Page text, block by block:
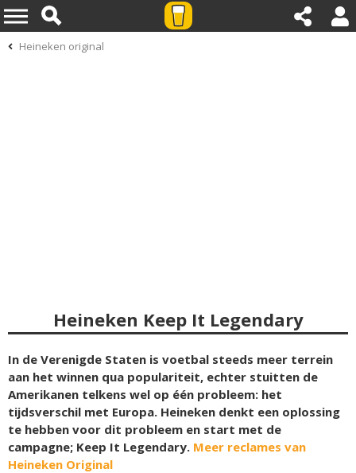
Heineken original
Heineken Keep It Legendary
In de Verenigde Staten is voetbal steeds meer terrein
aan het winnen qua populariteit, echter stuitten de
Amerikanen telkens wel op één probleem: het
tijdsverschil met Europa. Heineken denkt een oplossing
te hebben voor dit probleem en start met de
campagne; Keep It Legendary. Meer reclames van
Heineken Original